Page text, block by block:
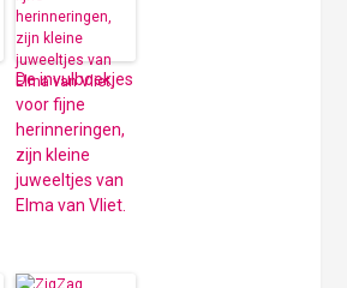
De invulboekjes
voor fijne
herinneringen,
zijn kleine
juweeltjes van
Elma van Vliet.